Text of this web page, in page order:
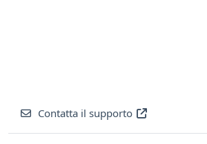
Contatta il supporto